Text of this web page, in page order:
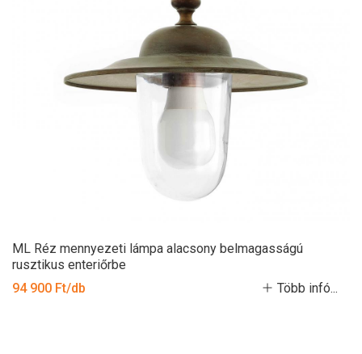
ML Réz mennyezeti lámpa alacsony belmagasságú
rusztikus enteriőrbe
94 900 Ft/db
Több infó...